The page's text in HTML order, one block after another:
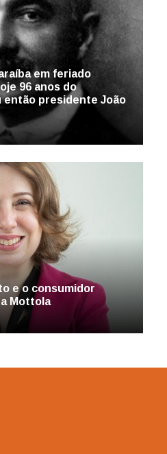
em feriado
96 anos do
então presidente João
e o consumidor
Mottola